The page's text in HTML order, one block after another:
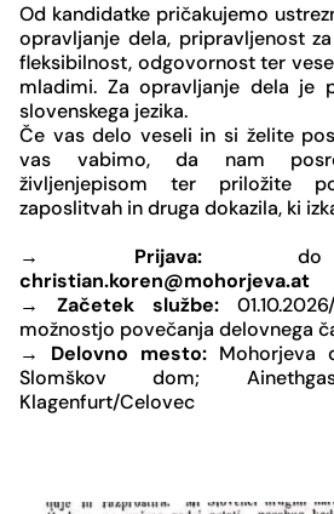
Od kandidatke pričakujemo
opravljanje dela, pripravljenost
fleksibilnost, odgovornost ter
mladimi. Za opravljanje dela je
slovenskega jezika.
Če vas delo veseli in si želite
vas vabimo, da nam
življenjepisom ter priložite
zaposlitvah in druga dokazila, ki
→ Prijava:
christian.koren@mohorjeva.at
→ Začetek službe:
možnostjo povečanja delovnega
→ Delovno mesto: Mohorjeva
Slomškov dom;
Klagenfurt/Celovec